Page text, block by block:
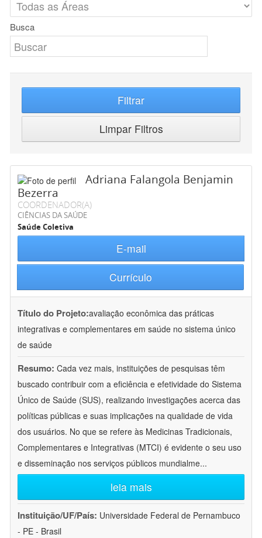
Busca
Filtrar
Limpar Filtros
Adriana Falangola Benjamin
Bezerra
COORDENADOR(A)
CIÊNCIAS DA SAÚDE
Saúde Coletiva
E-mail
Currículo
Título do Projeto:avaliação econômica das práticas
integrativas e complementares em saúde no sistema único
de saúde
Resumo: Cada vez mais, instituições de pesquisas têm
buscado contribuir com a eficiência e efetividade do Sistema
Único de Saúde (SUS), realizando investigações acerca das
políticas públicas e suas implicações na qualidade de vida
dos usuários. No que se refere às Medicinas Tradicionais,
Complementares e Integrativas (MTCI) é evidente o seu uso
e disseminação nos serviços públicos mundialme...
leia mais
Instituição/UF/País: Universidade Federal de Pernambuco
- PE - Brasil